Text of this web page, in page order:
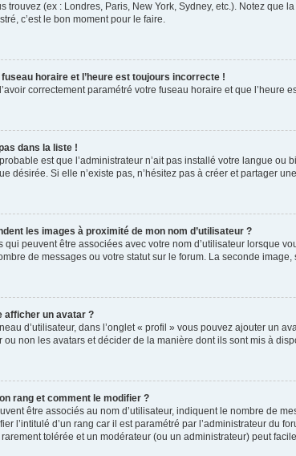
trouvez (ex : Londres, Paris, New York, Sydney, etc.). Notez que
c’est le bon moment pour le faire.
fuseau horaire et l’heure est toujours incorrecte !
correctement paramétré votre fuseau horaire et que
dans la liste !
est que l’administrateur n’ait pas installé votre langue
désirée. Si elle n’existe pas, n’hésitez pas à créer et partager
les images à proximité de mon nom d’utilisateur ?
qui peuvent être associées avec votre nom d’utilisateur lorsque
de messages ou votre statut sur le forum. La seconde
afficher un avatar ?
d’utilisateur, dans l’onglet « profil » vous pouvez ajouter un
ou non les avatars et décider de la manière dont ils sont mis à
rang et comment le modifier ?
être associés au nom d’utilisateur, indiquent le nombre de
l’intitulé d’un rang car il est paramétré par l’administrateur du
tolérée et un modérateur (ou un administrateur) peut